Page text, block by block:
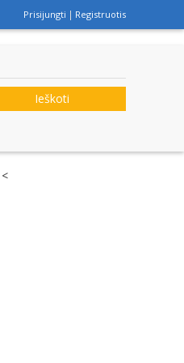
Prisijungti Registruotis
Ieškoti
<